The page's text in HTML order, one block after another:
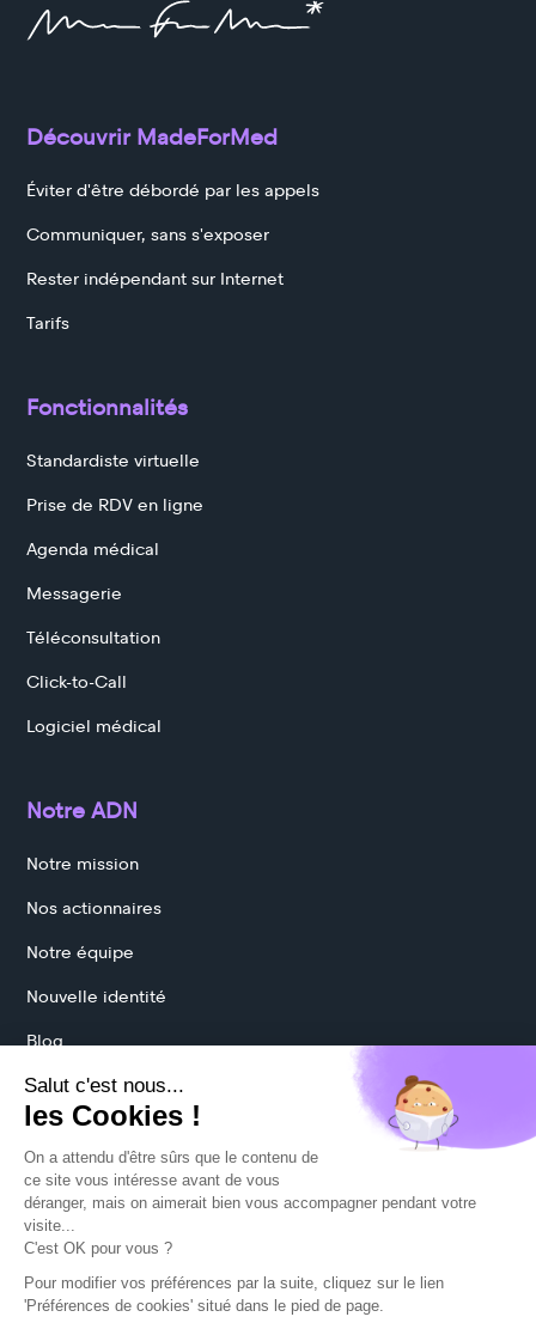
Découvrir MadeForMed
Éviter d'être débordé par les appels
Communiquer, sans s'exposer
Rester indépendant sur Internet
Tarifs
Fonctionnalités
Standardiste virtuelle
Prise de RDV en ligne
Agenda médical
Messagerie
Téléconsultation
Click-to-Call
Logiciel médical
Notre ADN
Notre mission
Nos actionnaires
Notre équipe
Nouvelle identité
Blog
Protection des données
Mentions légales
CGU
Politique cookies